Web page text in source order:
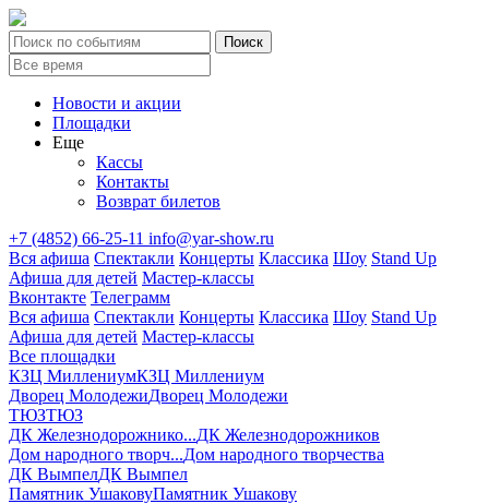
Новости и акции
Площадки
Еще
Кассы
Контакты
Возврат билетов
+7 (4852) 66-25-11 info@yar-show.ru
Вся афиша Спектакли Концерты Классика Шоу Stand Up
Афиша для детей Мастер-классы
Вконтакте Телеграмм
Вся афиша Спектакли Концерты Классика Шоу Stand Up
Афиша для детей Мастер-классы
Все площадки
КЗЦ МиллениумКЗЦ Миллениум
Дворец МолодежиДворец Молодежи
ТЮЗТЮЗ
ДК Железнодорожнико...ДК Железнодорожников
Дом народного творч...Дом народного творчества
ДК ВымпелДК Вымпел
Памятник УшаковуПамятник Ушакову